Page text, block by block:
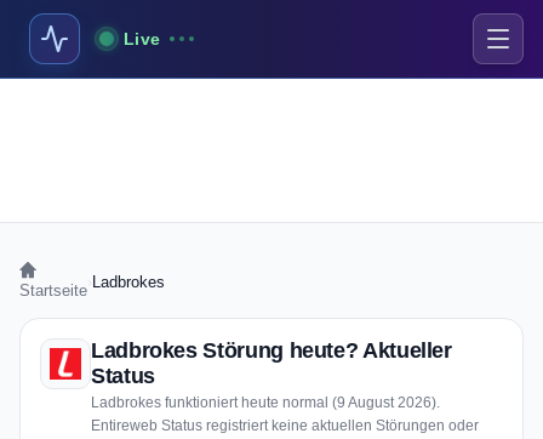
Live
Startseite Ladbrokes
Ladbrokes Störung heute? Aktueller
Status
Ladbrokes funktioniert heute normal (9 August 2026).
Entireweb Status registriert keine aktuellen Störungen oder